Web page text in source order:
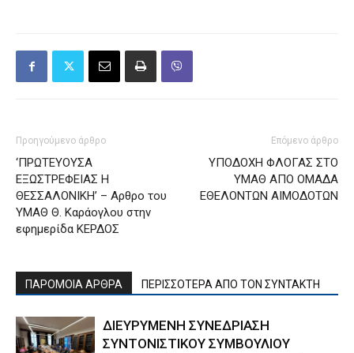
Προηγούμενο άρθρο
‘ΠΡΩΤΕΥΟΥΣΑ
ΕΞΩΣΤΡΕΦΕΙΑΣ Η
ΘΕΣΣΑΛΟΝΙΚΗ’ – Αρθρο του
ΥΜΑΘ Θ. Καράογλου στην
εφημερίδα ΚΕΡΔΟΣ
Επόμενο άρθρο
ΥΠΟΔΟΧΗ ΦΛΟΓΑΣ ΣΤΟ
ΥΜΑΘ ΑΠΟ ΟΜΑΔΑ
ΕΘΕΛΟΝΤΩΝ ΑΙΜΟΔΟΤΩΝ
ΠΑΡΟΜΟΙΑ ΑΡΘΡΑ ΠΕΡΙΣΣΟΤΕΡΑ ΑΠΟ ΤΟΝ ΣΥΝΤΑΚΤΗ
ΔΙΕΥΡΥΜΕΝΗ ΣΥΝΕΔΡΙΑΣΗ
ΣΥΝΤΟΝΙΣΤΙΚΟΥ ΣΥΜΒΟΥΛΙΟΥ